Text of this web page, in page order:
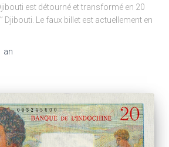
est détourné et transformé en 20
Djibouti. Le faux billet est actuellement en
an